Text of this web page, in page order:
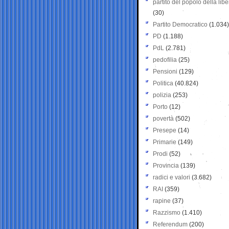
partito del popolo della
(30)
Partito Democratico (1.034)
PD (1.188)
PdL (2.781)
pedofilia (25)
Pensioni (129)
Politica (40.824)
polizia (253)
Porto (12)
povertà (502)
Presepe (14)
Primarie (149)
Prodi (52)
Provincia (139)
radici e valori (3.682)
RAI (359)
rapine (37)
Razzismo (1.410)
Referendum (200)